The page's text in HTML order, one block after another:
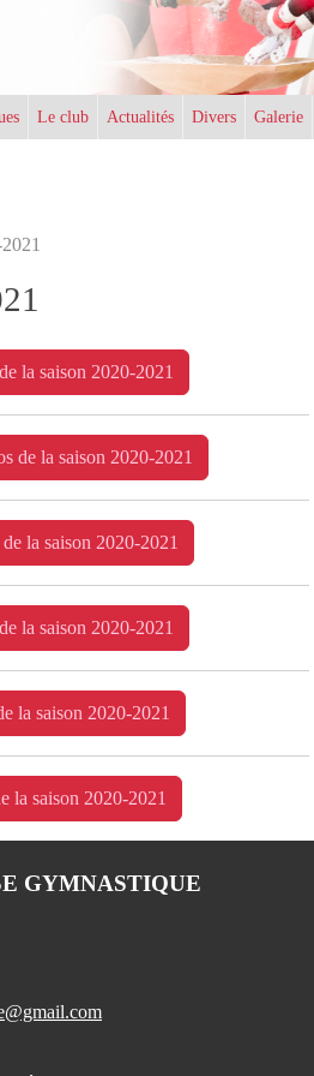
Le club Actualités Divers Galerie
la saison 2020-2021
de la saison 2020-2021
la saison 2020-2021
la saison 2020-2021
la saison 2020-2021
la saison 2020-2021
GYMNASTIQUE